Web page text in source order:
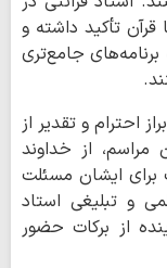
تأکید داشته و
جامع‌تری
احترام و تقدیر از
مراسم، از خداوند
ایشان مسئلت
و تبلیغی استاد
از برکات حضور